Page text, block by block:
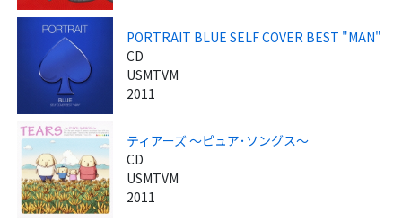
PORTRAIT BLUE SELF COVER BEST "MAN"
CD
USMTVM
2011
ティアーズ ～ピュア･ソングス～
CD
USMTVM
2011